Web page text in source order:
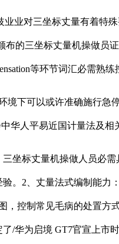
对三坐标丈量有着特
的三坐标丈量机操做
等环节词汇必需熟
可以或许准确施行急
华人平易近国计量法及
标丈量机操做人员必
。2、丈量法式编制能
控制常见毛病的处置
/华为启境 GT7官宣上市